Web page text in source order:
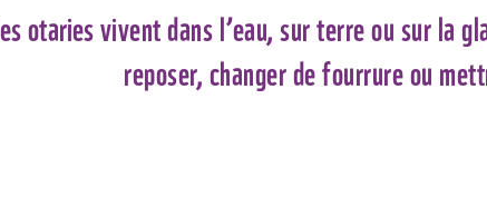
otaries vivent dans l’eau, sur terre ou sur la
reposer, changer de fourrure ou